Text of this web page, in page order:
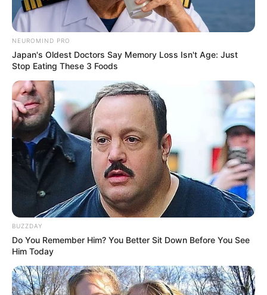
NEUROMIND PRO
Japan's Oldest Doctors Say Memory Loss Isn't Age: Just
Stop Eating These 3 Foods
BUZZDAY
Do You Remember Him? You Better Sit Down Before You See
Him Today